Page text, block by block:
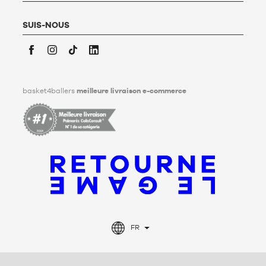
personnelles après son décès. Pour en savoir plus,
FR
SUIS-NOUS
basket4ballers meilleure livraison e-commerce